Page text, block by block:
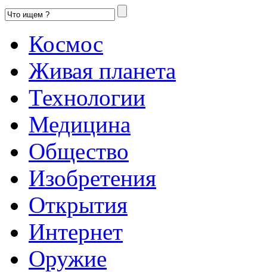
Космос
Живая планета
Технологии
Медицина
Общество
Изобретения
Открытия
Интернет
Оружие